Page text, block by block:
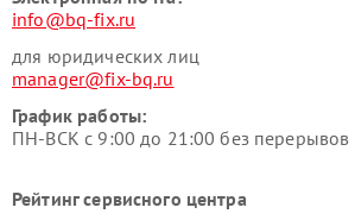
info@bq-fix.ru
для юридических лиц
manager@fix-bq.ru
График работы:
ПН-ВСК с 9:00 до 21:00 без
Рейтинг сервисного центра